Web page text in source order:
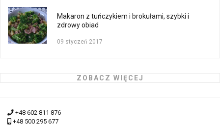
Makaron z tuńczykiem i brokułami, szybki i
zdrowy obiad
09 styczeń 2017
ZOBACZ WIĘCEJ
+48 602 811 876
+48 500 295 677